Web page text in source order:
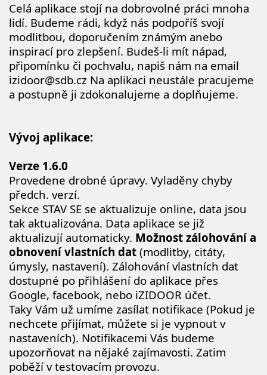
Celá aplikace stojí na dobrovolné práci mnoha
lidí. Budeme rádi, když nás podpoříš svojí
modlitbou, doporučením známým anebo
inspirací pro zlepšení. Budeš-li mít nápad,
připomínku či pochvalu, napiš nám na email
izidoor@sdb.cz Na aplikaci neustále pracujeme
a postupně ji zdokonalujeme a doplňujeme.
Vývoj aplikace:
Verze 1.6.0
Provedene drobné úpravy. Vyladěny chyby
předch. verzí.
Sekce STAV SE se aktualizuje online, data jsou
tak aktualizována. Data aplikace se již
aktualizují automaticky. Možnost zálohování a
obnovení vlastních dat (modlitby, citáty,
úmysly, nastavení). Zálohování vlastních dat
dostupné po přihlášení do aplikace přes
Google, facebook, nebo iZIDOOR účet.
Taky Vám už umíme zasílat notifikace (Pokud je
nechcete přijímat, můžete si je vypnout v
nastaveních). Notifikacemi Vás budeme
upozorňovat na nějaké zajímavosti. Zatim
poběží v testovacím provozu.